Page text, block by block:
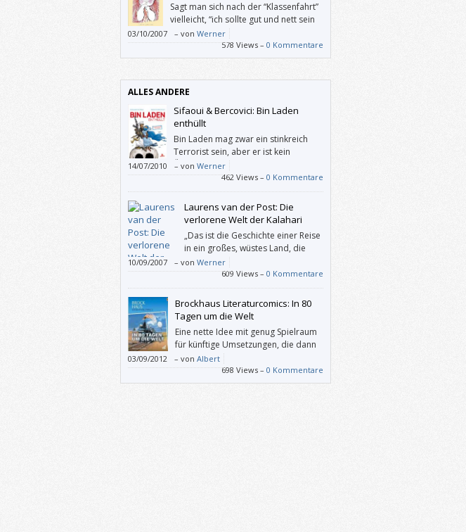
Sagt man sich nach der “Klassenfahrt”
vielleicht, “ich sollte gut und nett sein
und überdies Frauen respektieren”, so
fallen einem bei “Friederike” einerseits ganz
nebenbei viele persönliche Bilder und Sätze ein,
und andererseits möchte man doch selbst rote
Haare haben, wenn man damit fliegen könnte.
Vor allen bösen Menschen und Umständen
einfach wegfliegen.
03/10/2007 – von Werner
578 Views – 0 Kommentare
ALLES ANDERE
Sifaoui & Bercovici: Bin Laden
enthüllt
Bin Laden mag zwar ein stinkreich
Terrorist sein, aber er ist kein
Übermensch.
14/07/2010 – von Werner
462 Views – 0 Kommentare
Laurens van der Post: Die
verlorene Welt der Kalahari
„Das ist die Geschichte einer Reise
in ein großes, wüstes Land, die
Geschichte einer Suche nach ein
paar rein erhaltenen Überresten der einzigen
und fast gänzlich verschollenen Urbewohner
meines Geburtslandes.“
10/09/2007 – von Werner
609 Views – 0 Kommentare
Brockhaus Literaturcomics: In 80
Tagen um die Welt
Eine nette Idee mit genug Spielraum
für künftige Umsetzungen, die dann
hoffentlich näher am Buch sind und
dessen Humor und Spannung angemessen
vermitteln können.
03/09/2012 – von Albert
698 Views – 0 Kommentare